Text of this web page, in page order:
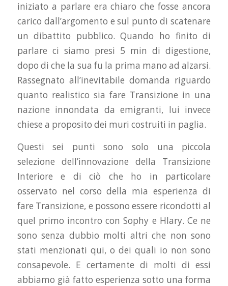
iniziato a parlare era chiaro che fosse ancora
carico dall’argomento e sul punto di scatenare
un dibattito pubblico. Quando ho finito di
parlare ci siamo presi 5 min di digestione,
dopo di che la sua fu la prima mano ad alzarsi.
Rassegnato all’inevitabile domanda riguardo
quanto realistico sia fare Transizione in una
nazione innondata da emigranti, lui invece
chiese a proposito dei muri costruiti in paglia.
Questi sei punti sono solo una piccola
selezione dell’innovazione della Transizione
Interiore e di ciò che ho in particolare
osservato nel corso della mia esperienza di
fare Transizione, e possono essere ricondotti al
quel primo incontro con Sophy e Hlary. Ce ne
sono senza dubbio molti altri che non sono
stati menzionati qui, o dei quali io non sono
consapevole. E certamente di molti di essi
abbiamo già fatto esperienza sotto una forma